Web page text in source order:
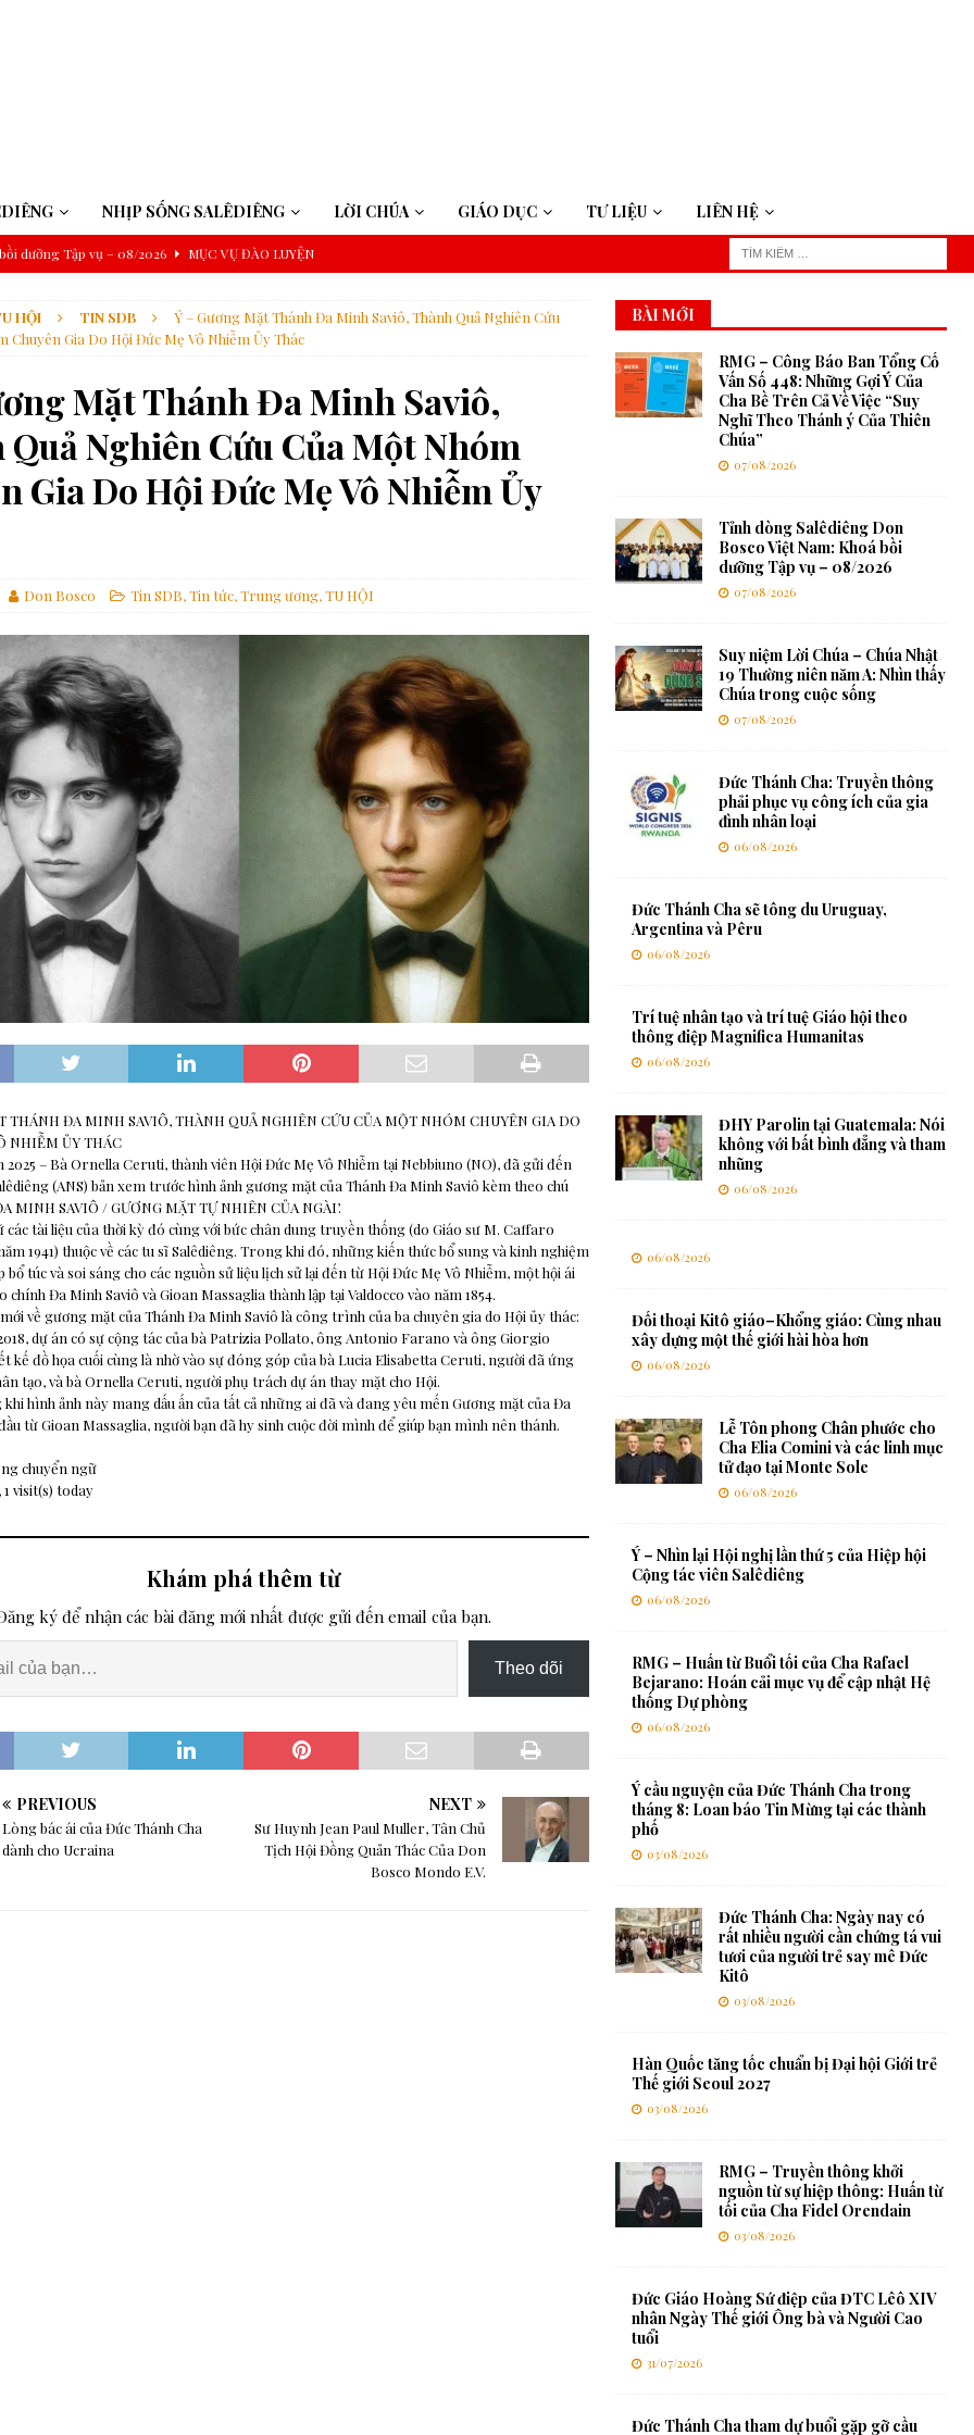
NHỊP SỐNG SALÊDIÊNG LỜI CHÚA GIÁO DỤC TƯ LIỆU LIÊN HỆ
dưỡng Tập vụ – 08/2026 MỤC VỤ ĐÀO LUYỆN
của gia đình nhân loại ĐỨC GIÁO HOÀNG
Magnifica Humanitas GIÁO HỘI
đẳng và tham nhũng GIÁO HỘI
một thế giới hài hòa hơn
linh mục tử đạo tại Monte Sole
Ý Của Cha Bề Trên Cả Về Việc “Suy Nghĩ Theo Thánh ý Của Thiên
HỘI TIN SDB
Ý – Gương Mặt Thánh Đa Minh Saviô, Thành Quả Nghiên Cứu
Chuyên Gia Do Hội Đức Mẹ Vô Nhiễm Ủy Thác
Mặt Thánh Đa Minh Saviô,
Nghiên Cứu Của Một Nhóm
Gia Do Hội Đức Mẹ Vô Nhiễm Ủy
Don Bosco Tin SDB,Tin tức,Trung ương,TU HỘI
THÁNH ĐA MINH SAVIÔ, THÀNH QUẢ NGHIÊN CỨU CỦA MỘT NHÓM CHUYÊN GIA DO
NHIỄM ỦY THÁC
2025 – Bà Ornella Ceruti, thành viên Hội Đức Mẹ Vô Nhiễm tại Nebbiuno (NO), đã gửi đến
(ANS) bản xem trước hình ảnh gương mặt của Thánh Đa Minh Saviô kèm theo chú
MINH SAVIÔ / GƯƠNG MẶT TỰ NHIÊN CỦA NGÀI’.
các tài liệu của thời kỳ đó cùng với bức chân dung truyền thống (do Giáo sư M. Caffaro
1941) thuộc về các tu sĩ Salêdiêng. Trong khi đó, những kiến thức bổ sung và kinh nghiệm
bổ túc và soi sáng cho các nguồn sử liệu lịch sử lại đến từ Hội Đức Mẹ Vô Nhiễm, một hội ái
chính Đa Minh Saviô và Gioan Massaglia thành lập tại Valdocco vào năm 1854.
về gương mặt của Thánh Đa Minh Saviô là công trình của ba chuyên gia do Hội ủy thác:
dự án có sự cộng tác của bà Patrizia Pollato, ông Antonio Farano và ông Giorgio
kế đồ họa cuối cùng là nhờ vào sự đóng góp của bà Lucia Elisabetta Ceruti, người đã ứng
tạo, và bà Ornella Ceruti, người phụ trách dự án thay mặt cho Hội.
hình ảnh này mang dấu ấn của tất cả những ai đã và đang yêu mến Gương mặt của Đa
từ Gioan Massaglia, người bạn đã hy sinh cuộc đời mình để giúp bạn mình nên thánh.
chuyển ngữ
visit(s) today
Khám phá thêm từ
ký để nhận các bài đăng mới nhất được gửi đến email của bạn.
Theo dõi
PREVIOUS
Lòng bác ái của Đức Thánh Cha
dành cho Ucraina
NEXT
Sư Huynh Jean Paul Muller, Tân Chủ
Tịch Hội Đồng Quản Thác Của Don
Bosco Mondo E.V.
BÀI MỚI
RMG – Công Báo Ban Tổng Cố
Vấn Số 448: Những Gợi Ý Của
Cha Bề Trên Cả Về Việc “Suy
Nghĩ Theo Thánh ý Của Thiên
Chúa”
07/08/2026
Tỉnh dòng Salêdiêng Don
Bosco Việt Nam: Khoá bồi
dưỡng Tập vụ – 08/2026
07/08/2026
Suy niệm Lời Chúa – Chúa Nhật
19 Thường niên năm A: Nhìn thấy
Chúa trong cuộc sống
07/08/2026
Đức Thánh Cha: Truyền thông
phải phục vụ công ích của gia
đình nhân loại
06/08/2026
Đức Thánh Cha sẽ tông du Uruguay,
Argentina và Pêru
06/08/2026
Trí tuệ nhân tạo và trí tuệ Giáo hội theo
thông điệp Magnifica Humanitas
06/08/2026
ĐHY Parolin tại Guatemala: Nói
không với bất bình đẳng và tham
nhũng
06/08/2026
06/08/2026
Đối thoại Kitô giáo–Khổng giáo: Cùng nhau
xây dựng một thế giới hài hòa hơn
06/08/2026
Lễ Tôn phong Chân phước cho
Cha Elia Comini và các linh mục
tử đạo tại Monte Sole
06/08/2026
Ý – Nhìn lại Hội nghị lần thứ 5 của Hiệp hội
Cộng tác viên Salêdiêng
06/08/2026
RMG – Huấn từ Buổi tối của Cha Rafael
Bejarano: Hoán cải mục vụ để cập nhật Hệ
thống Dự phòng
06/08/2026
Ý cầu nguyện của Đức Thánh Cha trong
tháng 8: Loan báo Tin Mừng tại các thành
phố
03/08/2026
Đức Thánh Cha: Ngày nay có
rất nhiều người cần chứng tá vui
tươi của người trẻ say mê Đức
Kitô
03/08/2026
Hàn Quốc tăng tốc chuẩn bị Đại hội Giới trẻ
Thế giới Seoul 2027
03/08/2026
RMG – Truyền thông khởi
nguồn từ sự hiệp thông: Huấn từ
tối của Cha Fidel Orendain
03/08/2026
Đức Giáo Hoàng Sứ điệp của ĐTC Lêô XIV
nhân Ngày Thế giới Ông bà và Người Cao
tuổi
31/07/2026
Đức Thánh Cha tham dự buổi gặp gỡ cầu